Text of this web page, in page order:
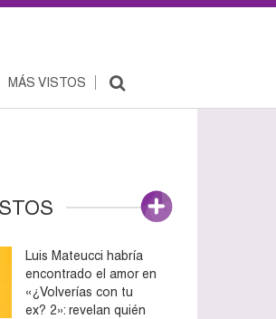
MÁS VISTOS
Luis Mateucci habría
encontrado el amor en
«¿Volverías con tu
ex? 2»: revelan quién